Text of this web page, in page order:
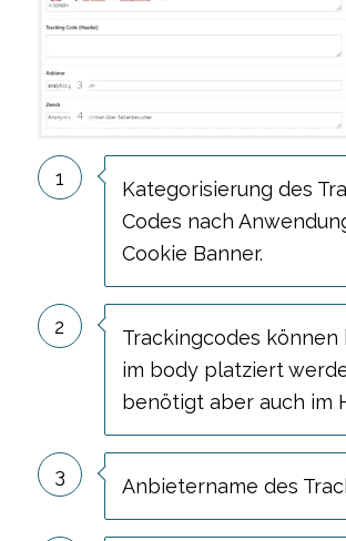
3
4
1
Kategorisierung des
Codes nach
Cookie Banner.
2
Trackingcodes
im body platziert
benötigt aber auch im
3 Anbietername des